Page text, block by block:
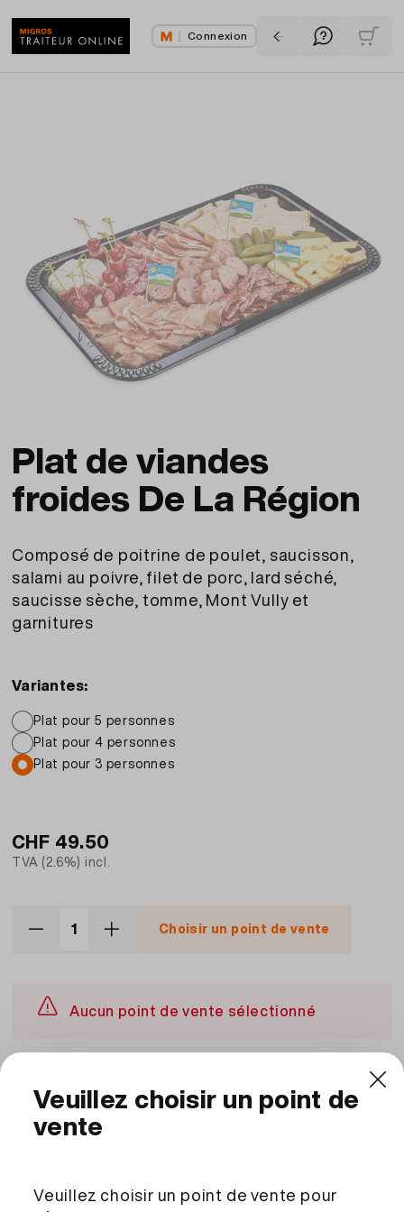
Connexion
Plat de viandes
froides De La Région
Composé de poitrine de poulet, saucisson,
salami au poivre, filet de porc, lard séché,
saucisse sèche, tomme, Mont Vully et
garnitures
Variantes:
Plat pour 5 personnes
Plat pour 4 personnes
Plat pour 3 personnes
CHF 49.50
TVA (2.6%) incl.
Choisir un point de vente
Aucun point de vente sélectionné